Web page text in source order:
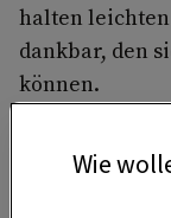
halten
dankbar, den
können.
Wie